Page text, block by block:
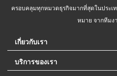
ครอบคลุมทุกหมวดธุรกิจมากที่สุดในประเ
หมาย จากทีม
เกี่ยวกับเรา
บริการของเรา